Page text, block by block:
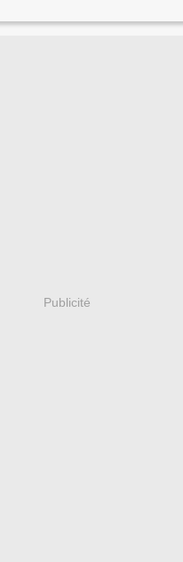
Publicité